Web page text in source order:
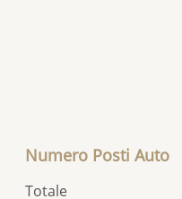
Numero Posti Auto
Totale